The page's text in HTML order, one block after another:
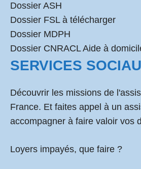
Dossier ASH
Dossier FSL à télécharger
Dossier MDPH
Dossier CNRACL Aide à
SERVICES
Découvrir les missions de
France. Et faites appel à un
accompagner à faire valoir vos
Loyers impayés, que faire ?